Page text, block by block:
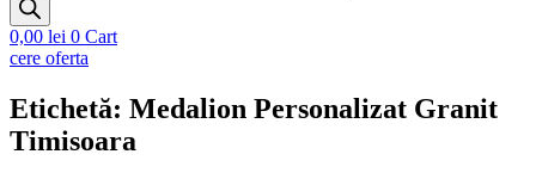
0,00 lei 0 Cart
cere oferta
Etichetă: Medalion Personalizat Granit
Timisoara